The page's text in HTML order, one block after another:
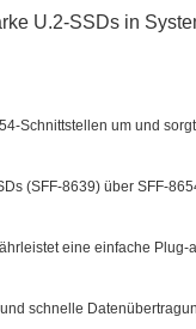
U.2-SSDs in
Schnittstellen um und
(SFF-8639) über SFF-
eine einfache Plug-
schnelle